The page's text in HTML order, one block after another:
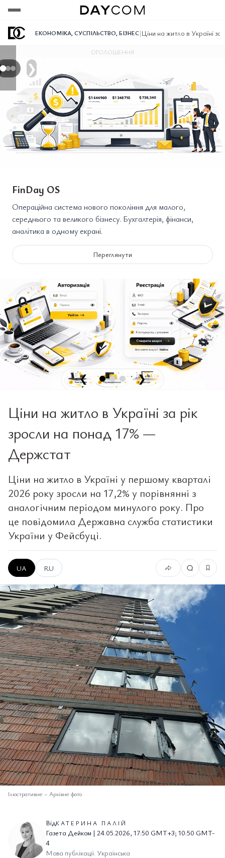
ЕКОНОМІКА, СУСПІЛЬСТВО, БІЗНЕС|Ціни на житло в Україні
❯
ОГОЛОШЕННЯ
FinDay OS
Операційна система нового покоління для малого,
середнього та великого бізнесу. Бухгалтерія, фінанси,
аналітика в одному екрані.
Переглянути
❮ ❯
Ціни на житло в Україні за рік
зросли на понад 17% —
Держстат
Ціни на житло в Україні у першому кварталі
2026 року зросли на 17,2% у порівнянні з
аналогічним періодом минулого року. Про
це повідомила Державна служба статистики
України у Фейсбуці.
UA RU
Ілюстративне – Архівне фото
ВідКАТЕРИНА ПАЛІЙ
Газета Дейком | 24.05.2026, 17:50 GMT+3; 10:50 GMT-
4
Мова публікації: Українська